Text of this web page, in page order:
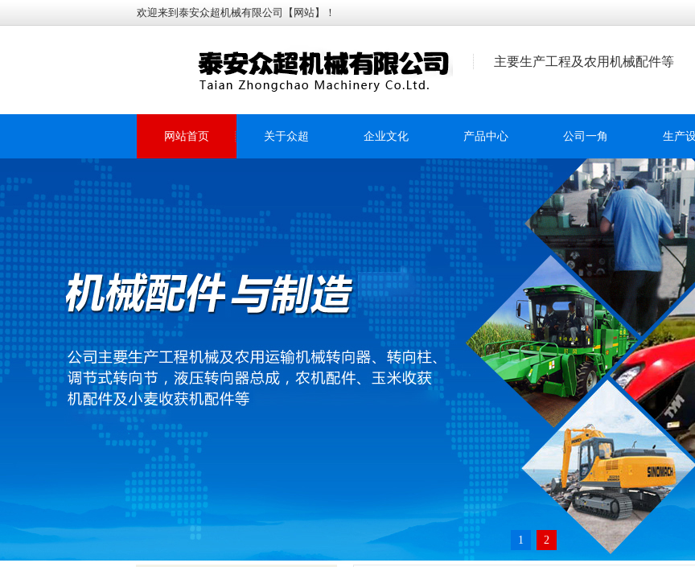
欢迎来到泰安众超机械有限公司【网站】！
主要生产工程及农用机械配件等
网站首页 关于众超 企业文化 产品中心 公司一角 生产
1 2